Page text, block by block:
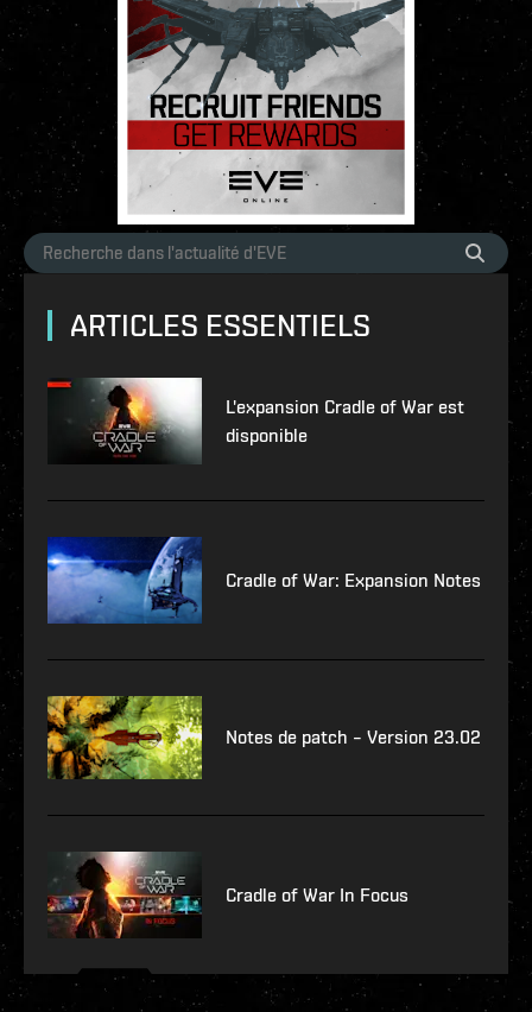
ARTICLES ESSENTIELS
L'expansion Cradle of War est
disponible
Cradle of War: Expansion Notes
Notes de patch – Version 23.02
Cradle of War In Focus